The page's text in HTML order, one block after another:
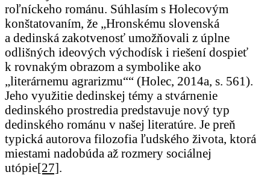
roľníckeho románu. Súhlasím s Holecovým
konštatovaním, že „Hronskému slovenská
a dedinská zakotvenosť umožňovali z úplne
odlišných ideových východísk i riešení dospieť
k rovnakým obrazom a symbolike ako
„literárnemu agrarizmu““ (Holec, 2014a, s. 561).
Jeho využitie dedinskej témy a stvárnenie
dedinského prostredia predstavuje nový typ
dedinského románu v našej literatúre. Je preň
typická autorova filozofia ľudského života, ktorá
miestami nadobúda až rozmery sociálnej
utópie[27].